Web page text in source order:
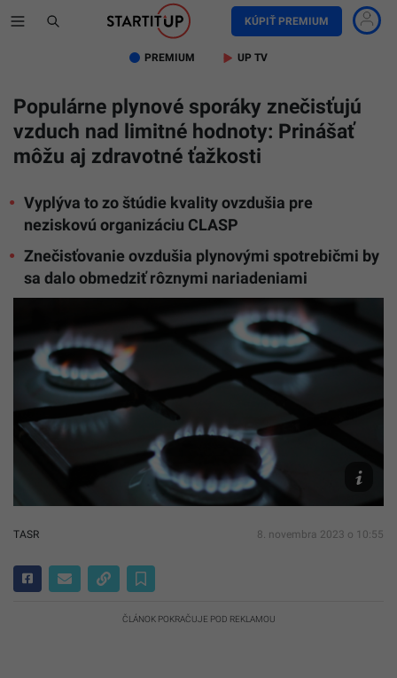
KÚPIŤ PREMIUM
PREMIUM UP TV
Populárne plynové sporáky znečisťujú
vzduch nad limitné hodnoty: Prinášať
môžu aj zdravotné ťažkosti
Vyplýva to zo štúdie kvality ovzdušia pre
neziskovú organizáciu CLASP
Znečisťovanie ovzdušia plynovými spotrebičmi by
sa dalo obmedziť rôznymi nariadeniami
Makhlai
TASR 8. novembra 2023 o 10:55
ČLÁNOK POKRAČUJE POD REKLAMOU